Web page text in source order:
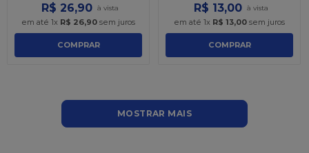
R$ 26,90
em até 1x R$ 26,90 sem juros
COMPRAR
R$ 13,00
em até 1x R$ 13,00 sem juros
COMPRAR
MOSTRAR MAIS